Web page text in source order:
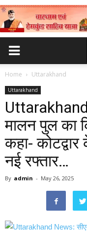
Home Uttarakhand
Uttarakhand
मालन पुल का
कहा-
नई रफ्तार…
By admin - May 26, 2025